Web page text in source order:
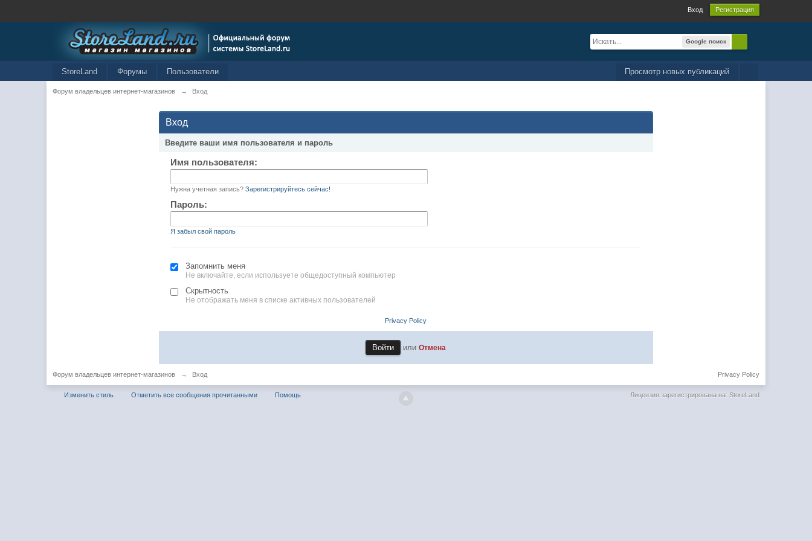
Вход Регистрация
Google поиск
Просмотр новых публикаций
StoreLand Форумы Пользователи
Форум владельцев интернет-магазинов → Вход
Вход
Введите ваши имя пользователя и пароль
Имя пользователя:
Нужна учетная запись? Зарегистрируйтесь сейчас!
Пароль:
Я забыл свой пароль
Запомнить меня
Не включайте, если используете общедоступный компьютер
Скрытность
Не отображать меня в списке активных пользователей
Privacy Policy
илиОтмена
Форум владельцев интернет-магазинов → Вход Privacy Policy
Изменить стиль Отметить все сообщения прочитанными Помощь Лицензия зарегистрирована на: StoreLand